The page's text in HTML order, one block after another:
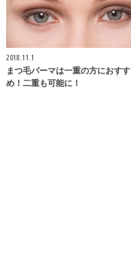
2018.11.1
まつ毛パーマは一重の方におすす
め！二重も可能に！